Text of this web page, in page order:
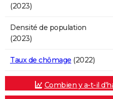
(2023)
Densité de population
(2023)
Taux de chômage (2022)
Combien y a-t-il